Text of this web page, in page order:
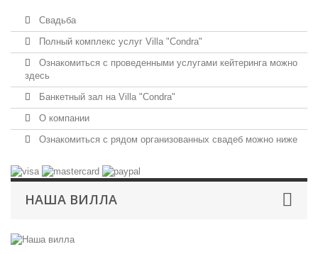
Свадьба
Полный комплекс услуг Villa "Condra"
Ознакомиться с проведенными услугами кейтеринга можно
здесь
Банкетный зал на Villa "Condra"
О компании
Ознакомиться с рядом организованных свадеб можно ниже
НАША ВИЛЛА